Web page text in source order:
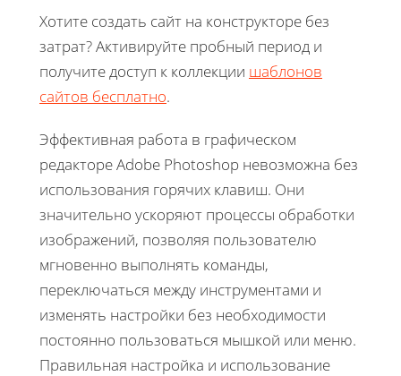
Хотите создать сайт на конструкторе без
затрат? Активируйте пробный период и
получите доступ к коллекции шаблонов
сайтов бесплатно.
Эффективная работа в графическом
редакторе Adobe Photoshop невозможна без
использования горячих клавиш. Они
значительно ускоряют процессы обработки
изображений, позволяя пользователю
мгновенно выполнять команды,
переключаться между инструментами и
изменять настройки без необходимости
постоянно пользоваться мышкой или меню.
Правильная настройка и использование